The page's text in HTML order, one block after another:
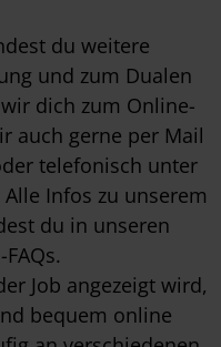
du weitere
und zum Dualen
dich zum Online-
auch gerne per Mail
telefonisch unter
Alle Infos zu unserem
du in unseren
.
Job angezeigt wird,
bequem online